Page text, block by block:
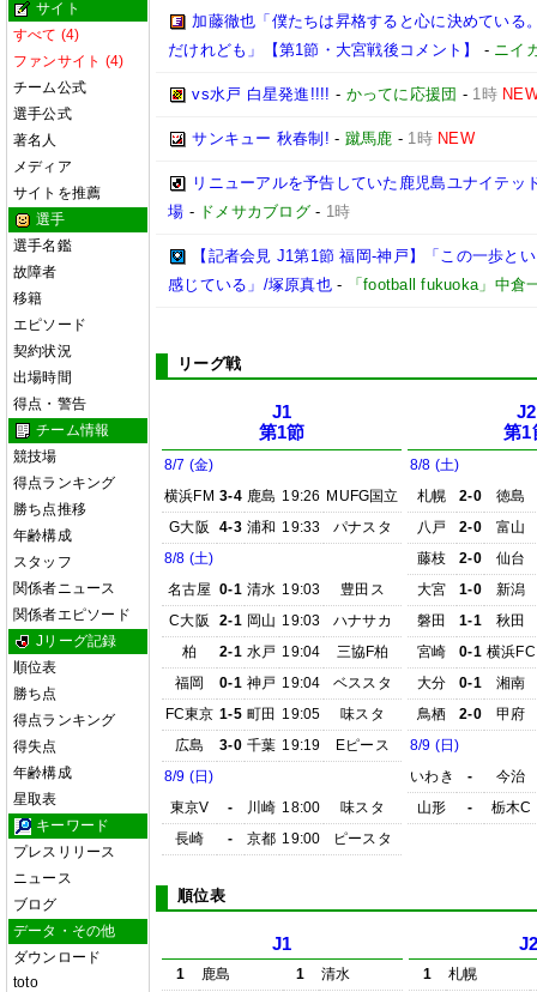
サイト
すべて (4)
ファンサイト (4)
チーム公式
選手公式
著名人
メディア
サイトを推薦
選手
選手名鑑
故障者
移籍
エピソード
契約状況
出場時間
得点・警告
チーム情報
競技場
得点ランキング
勝ち点推移
年齢構成
スタッフ
関係者ニュース
関係者エピソード
Jリーグ記録
順位表
勝ち点
得点ランキング
得失点
年齢構成
星取表
キーワード
プレスリリース
ニュース
ブログ
データ・その他
ダウンロード
toto
加藤徹也「僕たちは昇格すると心に決めてい
だけれども」【第1節・大宮戦後コメント】
- ニイ
vs水戸 白星発進!!!! - かってに応援団 - 1時
サンキュー 秋春制! - 蹴馬鹿 - 1時 NEW
リニューアルを予告していた鹿児島ユナイテッ
場 - ドメサカブログ- 1時
【記者会見 J1第1節 福岡-神戸】「この一歩と
感じている」/塚原真也- 「football fukuoka」中倉
リーグ戦
J1
第1節
8/7 (金)
横浜FM 3-4 鹿島 19:26 MUFG国立
G大阪
4-3 浦和 19:33
パナスタ
8/8 (土)
名古屋 0-1 清水 19:03
豊田ス
C大阪
2-1 岡山 19:03
ハナサカ
柏
2-1 水戸 19:04
三協F柏
福岡
0-1 神戸 19:04
ベススタ
FC東京 1-5 町田 19:05
味スタ
広島
3-0 千葉 19:19
Eピース
8/9 (日)
東京V
- 川崎 18:00
味スタ
長崎
- 京都 19:00 ピースタ
J2
第1
8/8 (土)
札幌
2-0
徳島
八戸
2-0
富山
藤枝
2-0
仙台
大宮
1-0
新潟
磐田
1-1
秋田
宮崎
0-1 横浜FC
大分
0-1
湘南
鳥栖
2-0
甲府
8/9 (日)
いわき
-
今治
山形
- 栃木C
順位表
J1
1 鹿島 1
清水
1
札幌